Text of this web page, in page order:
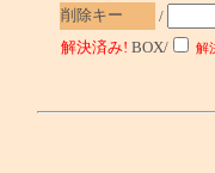
削除キー /
解決済み! BOX/ 解